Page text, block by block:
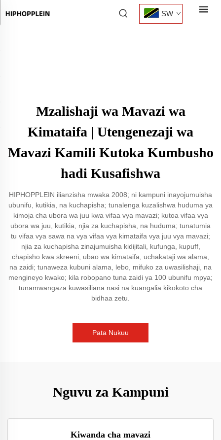
SW
Mzalishaji wa Mavazi wa
Kimataifa | Utengenezaji wa
Mavazi Kamili Kutoka Kumbusho
hadi Kusafishwa
HIPHOPPLEIN ilianzisha mwaka 2008; ni kampuni inayojumuisha
ubunifu, kutikia, na kuchapisha; tunalenga kuzalishwa huduma ya
kimoja cha ubora wa juu kwa vifaa vya mavazi; kutoa vifaa vya
ubora wa juu, kutikia, njia za kuchapisha, na huduma; tunatumia
tu vifaa vya sawa na vya vifaa vya kimataifa vya juu vya mavazi;
njia za kuchapisha zinajumuisha kidijitali, kufunga, kupuff,
chapisho kwa skreeni, ubao wa kimataifa, uchakataji wa alama,
na zaidi; tunaweza kubuni alama, lebo, mifuko za uwasilishaji, na
mengineyo kwako; kila robopano tuna zaidi ya 100 ubunifu mpya;
tunamwangaza kuwasiliana nasi na kuangalia kikokoto cha
bidhaa zetu.
Pata Nukuu
Nguvu za Kampuni
Kiwanda cha mavazi